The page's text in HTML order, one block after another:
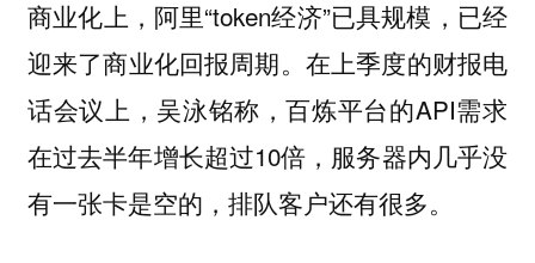
商业化上，阿里“token经济”已具规模，已经
迎来了商业化回报周期。在上季度的财报电
话会议上，吴泳铭称，百炼平台的API需求
在过去半年增长超过10倍，服务器内几乎没
有一张卡是空的，排队客户还有很多。